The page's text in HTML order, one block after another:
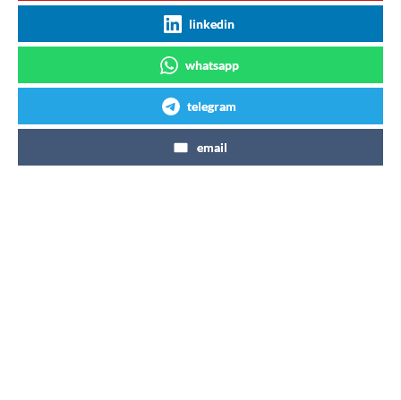
linkedin
whatsapp
telegram
email